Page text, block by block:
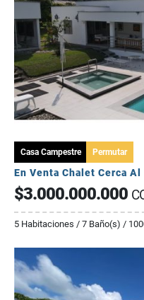
Casa Campestre Permutar
$3.000.000.000
5 Habitaciones / 7 Baño(s) /